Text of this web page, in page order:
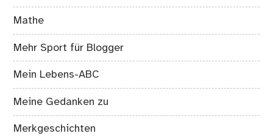
Mathe
Mehr Sport für Blogger
Mein Lebens-ABC
Meine Gedanken zu
Merkgeschichten